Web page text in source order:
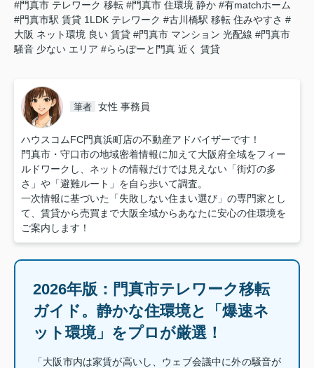
#門真市 テレワーク 移転 #門真市 住環境 静か #有matchホーム
#門真市駅 賃貸 1LDK テレワーク #古川橋駅 移転 住みやすさ #
大阪 ネット環境 良い 賃貸 #門真市 マンション 光配線 #門真市
騒音 少ない エリア #ららぽーと門真 近く 賃貸
筆者 女性 事務員
ハウスコムFC門真浜町店の不動産アドバイザーです！
門真市・守口市の地域密着情報に加えて大阪府全域をフィー
ルドワークし、ネットの情報だけでは見えない「街灯の多
さ」や「避難ルート」を自ら歩いて調査。
一次情報に基づいた「失敗しない住まい選び」の専門家とし
て、賃貸から売買まで大阪全域からあなたに安心の住環境を
ご案内します！
2026年版：門真市テレワーク移転
ガイド。静かな住環境と「爆速ネ
ット環境」をプロが厳選！
「大阪市内は家賃が高いし、ウェブ会議中に外の騒音が